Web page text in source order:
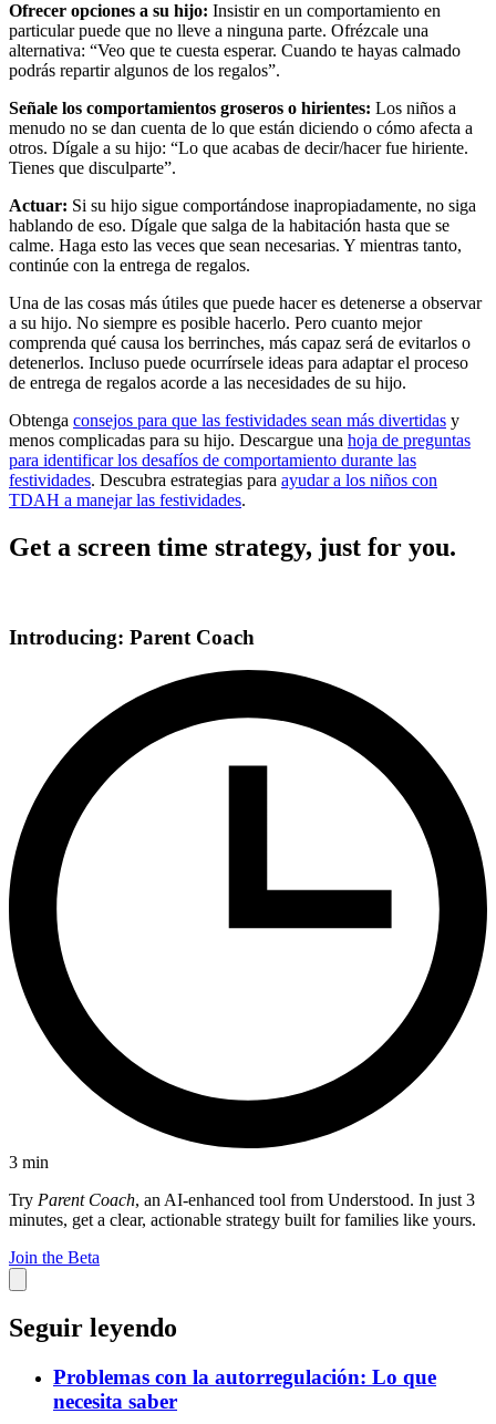
Ofrecer opciones a su hijo: Insistir en un comportamiento en
particular puede que no lleve a ninguna parte. Ofrézcale una
alternativa: “Veo que te cuesta esperar. Cuando te hayas calmado
podrás repartir algunos de los regalos”.
Señale los comportamientos groseros o hirientes: Los niños a
menudo no se dan cuenta de lo que están diciendo o cómo afecta a
otros. Dígale a su hijo: “Lo que acabas de decir/hacer fue hiriente.
Tienes que disculparte”.
Actuar: Si su hijo sigue comportándose inapropiadamente, no siga
hablando de eso. Dígale que salga de la habitación hasta que se
calme. Haga esto las veces que sean necesarias. Y mientras tanto,
continúe con la entrega de regalos.
Una de las cosas más útiles que puede hacer es detenerse a observar
a su hijo. No siempre es posible hacerlo. Pero cuanto mejor
comprenda qué causa los berrinches, más capaz será de evitarlos o
detenerlos. Incluso puede ocurrírsele ideas para adaptar el proceso
de entrega de regalos acorde a las necesidades de su hijo.
Obtenga consejos para que las festividades sean más divertidas y
menos complicadas para su hijo. Descargue una hoja de preguntas
para identificar los desafíos de comportamiento durante las
festividades. Descubra estrategias para ayudar a los niños con
TDAH a manejar las festividades.
Get a screen time strategy, just for you.
Introducing: Parent Coach
3 min
Try Parent Coach, an AI-enhanced tool from Understood. In just 3
minutes, get a clear, actionable strategy built for families like yours.
Join the Beta
Seguir leyendo
Problemas con la autorregulación: Lo que
necesita saber